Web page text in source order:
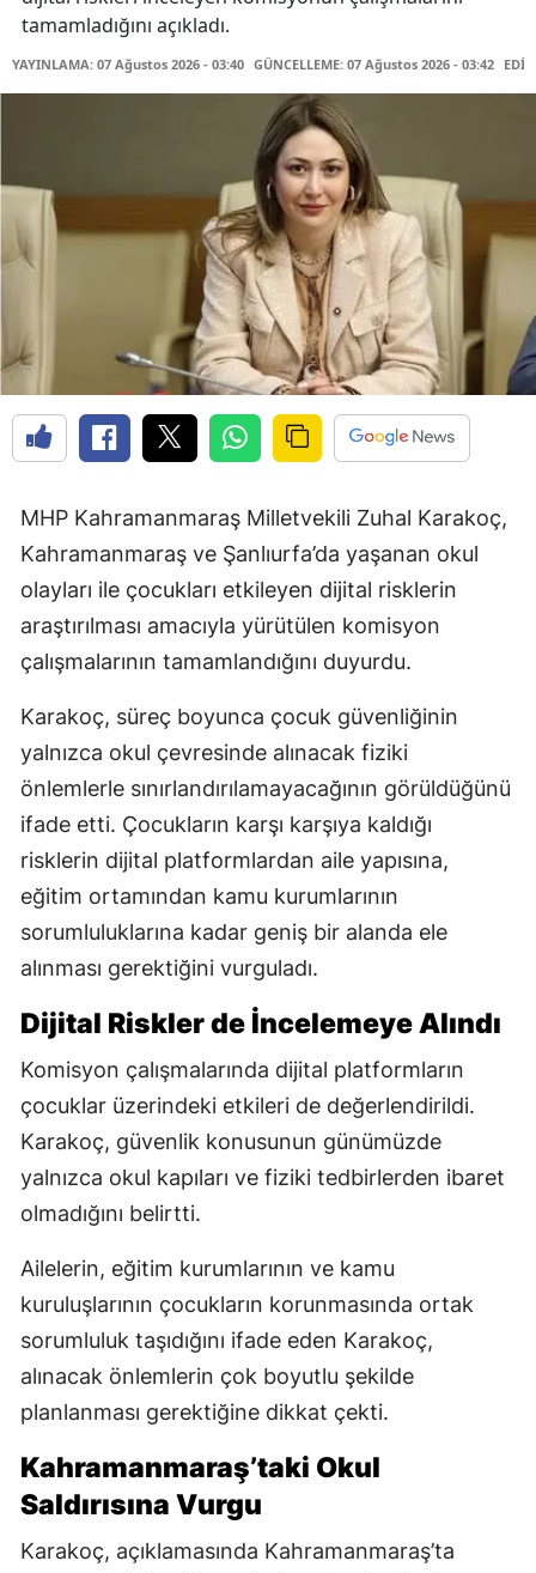
tamamladığını açıkladı.
YAYINLAMA: 07 Ağustos 2026 - 03:40 GÜNCELLEME: 07 Ağustos 2026 - 03:42
MHP Kahramanmaraş Milletvekili Zuhal Karakoç,
Kahramanmaraş ve Şanlıurfa’da yaşanan okul
olayları ile çocukları etkileyen dijital risklerin
araştırılması amacıyla yürütülen komisyon
çalışmalarının tamamlandığını duyurdu.
Karakoç, süreç boyunca çocuk güvenliğinin
yalnızca okul çevresinde alınacak fiziki
önlemlerle sınırlandırılamayacağının görüldüğünü
ifade etti. Çocukların karşı karşıya kaldığı
risklerin dijital platformlardan aile yapısına,
eğitim ortamından kamu kurumlarının
sorumluluklarına kadar geniş bir alanda ele
alınması gerektiğini vurguladı.
Dijital Riskler de İncelemeye Alındı
Komisyon çalışmalarında dijital platformların
çocuklar üzerindeki etkileri de değerlendirildi.
Karakoç, güvenlik konusunun günümüzde
yalnızca okul kapıları ve fiziki tedbirlerden ibaret
olmadığını belirtti.
Ailelerin, eğitim kurumlarının ve kamu
kuruluşlarının çocukların korunmasında ortak
sorumluluk taşıdığını ifade eden Karakoç,
alınacak önlemlerin çok boyutlu şekilde
planlanması gerektiğine dikkat çekti.
Kahramanmaraş’taki Okul
Saldırısına Vurgu
Karakoç, açıklamasında Kahramanmaraş’ta